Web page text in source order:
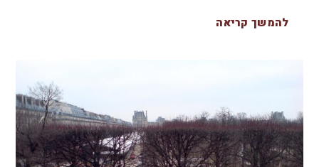
להמשך קריאה